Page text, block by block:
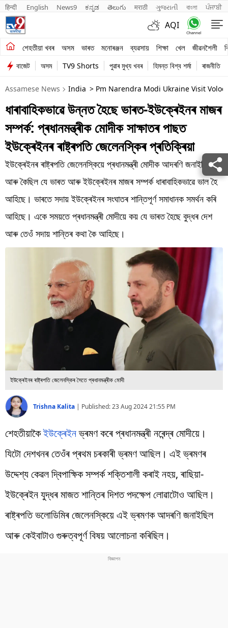
हिन्दी English News9 ಕನ್ನಡ తెలుగు मराठी ગુજરાતી বাংলা ਪੰਜਾਬੀ
AQI
শেহতীয়া খবৰ অসম ভাৰত মনোৰঞ্জন ব্যৱসায় শিক্ষা খেল জীৱনশৈলী
শেহতীয়া খবৰ
অসম
ভাৰত
মনোৰঞ্জন
ব্যৱসায়
শিক্ষা
খেল
জীৱনশৈলী
বিশ্ব
বাজেট অসম TV9 Shorts পুৱাৰ মুখ্য খবৰ হিমন্ত বিশ্ব শৰ্মা ৰাজনীতি
Assamese News India > Pm Narendra Modi Ukraine Visit
ধাৰাবাহিকভাৱে উন্নত হৈছে ভাৰত-ইউক্ৰেইনৰ মাজৰ
সম্পৰ্ক: প্ৰধানমন্ত্ৰীক মোদীক সাক্ষাতৰ পাছত
ইউক্ৰেইনৰ ৰাষ্ট্ৰপতি জেলেনস্কিৰ প্ৰতিক্ৰিয়া
ইউক্ৰেইনৰ ৰাষ্ট্ৰপতি জেলেনস্কিয়ে প্ৰধানমন্ত্ৰী মোদীক আদৰণি জনাইছিল
আৰু কৈছিল যে ভাৰত আৰু ইউক্ৰেইনৰ মাজৰ সম্পৰ্ক ধাৰাবাহিকভাৱে ভাল হৈ
আহিছে। ভাৰতে সদায় ইউক্ৰেইনৰ সংঘাতৰ শান্তিপূৰ্ণ সমাধানক সমৰ্থন কৰি
আহিছে। একে সময়তে প্ৰধানমন্ত্ৰী মোদীয়ে কয় যে ভাৰত হৈছে বুদ্ধৰ দেশ
আৰু তেওঁ সদায় শান্তিৰ কথা কৈ আহিছে।
ইউক্ৰেইনৰ ৰাষ্ট্ৰপতি জেলেনস্কিৰ সৈতে প্ৰধানমন্ত্ৰীক মোদী
Trishna Kalita | Published:23 Aug 2024 21:55 PM
শেহতীয়াকৈইউক্ৰেইনভ্ৰমণ কৰে প্ৰধানমন্ত্ৰী নৰেন্দ্ৰ মোদীয়ে।
যিটো দেশখনৰ তেওঁৰ প্ৰথম চৰকাৰী ভ্ৰমণ আছিল। এই ভ্ৰমণৰ
উদ্দেশ্য কেৱল দ্বিপাক্ষিক সম্পৰ্ক শক্তিশালী কৰাই নহয়, ৰাছিয়া-
ইউক্ৰেইন যুদ্ধৰ মাজত শান্তিৰ দিশত পদক্ষেপ লোৱাটোও আছিল।
ৰাষ্ট্ৰপতি ভলোডিমিৰ জেলেনস্কিয়ে এই ভ্ৰমণক আদৰণি জনাইছিল
আৰু কেইবাটাও গুৰুত্বপূৰ্ণ বিষয় আলোচনা কৰিছিল।